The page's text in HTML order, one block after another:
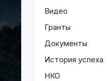
Видео
Гранты
Документы
История успеха
НКО